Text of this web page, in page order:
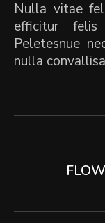
Nulla vitae
efficitur
Peletesnue
nulla